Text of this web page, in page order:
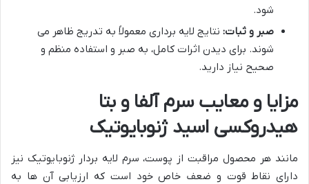
شود.
صبر و ثبات: نتایج لایه برداری معمولاً به تدریج ظاهر می
شوند. برای دیدن اثرات کامل، به صبر و استفاده منظم و
صحیح نیاز دارید.
مزایا و معایب سرم آلفا و بتا
هیدروکسی اسید ژنوبایوتیک
مانند هر محصول مراقبت از پوست، سرم لایه بردار ژنوبایوتیک نیز
دارای نقاط قوت و ضعف خاص خود است که ارزیابی آن ها به